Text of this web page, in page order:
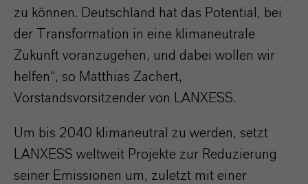
zu können. Deutschland hat das Potential, bei
der Transformation in eine klimaneutrale
Zukunft voranzugehen, und dabei wollen wir
helfen“, so Matthias Zachert,
Vorstandsvorsitzender von LANXESS.
Um bis 2040 klimaneutral zu werden, setzt
LANXESS weltweit Projekte zur Reduzierung
seiner Emissionen um, zuletzt mit einer